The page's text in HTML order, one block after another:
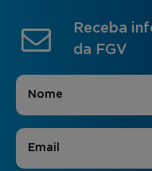
Receba
da FGV
Nome
E-mail